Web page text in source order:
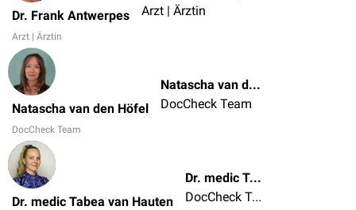
Dr. Frank Antwerpes
Arzt | Ärztin
Arzt | Ärztin
Natascha van den Höfel
DocCheck Team
Natascha van den Höfel
DocCheck Team
Dr. medic Tabea van Hauten
Dr. medic Tabea van Hauten
DocCheck Team